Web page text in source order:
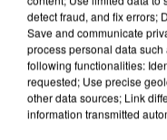
detect fraud, and fix errors;
Save and communicate
process personal data
following functionalities:
requested; Use precise
other data sources; Link
information transmitted